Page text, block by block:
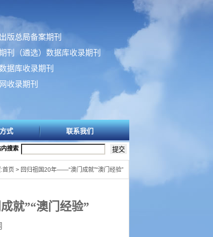
版总局备案期刊
刊（遴选）数据库收录期刊
据库收录期刊
收录期刊
式 联系我们
搜索
首页 > 回归祖国20年——“澳门成就”“澳门经验”
就”“澳门经验”